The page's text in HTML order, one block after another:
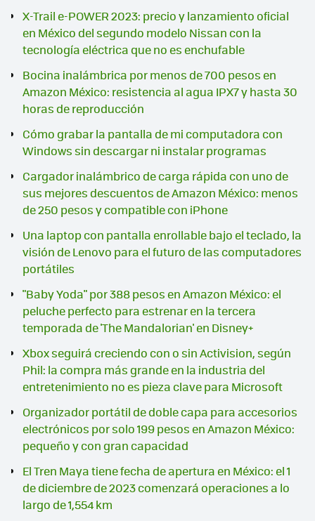
X-Trail e-POWER 2023: precio y lanzamiento oficial
en México del segundo modelo Nissan con la
tecnología eléctrica que no es enchufable
Bocina inalámbrica por menos de 700 pesos en
Amazon México: resistencia al agua IPX7 y hasta 30
horas de reproducción
Cómo grabar la pantalla de mi computadora con
Windows sin descargar ni instalar programas
Cargador inalámbrico de carga rápida con uno de
sus mejores descuentos de Amazon México: menos
de 250 pesos y compatible con iPhone
Una laptop con pantalla enrollable bajo el teclado, la
visión de Lenovo para el futuro de las computadores
portátiles
"Baby Yoda" por 388 pesos en Amazon México: el
peluche perfecto para estrenar en la tercera
temporada de 'The Mandalorian' en Disney+
Xbox seguirá creciendo con o sin Activision, según
Phil: la compra más grande en la industria del
entretenimiento no es pieza clave para Microsoft
Organizador portátil de doble capa para accesorios
electrónicos por solo 199 pesos en Amazon México:
pequeño y con gran capacidad
El Tren Maya tiene fecha de apertura en México: el 1
de diciembre de 2023 comenzará operaciones a lo
largo de 1,554 km